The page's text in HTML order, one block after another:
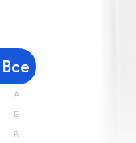
Все
А
Б
В